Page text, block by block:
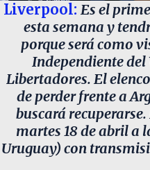
Liverpool: Es el
esta semana y
porque será como
Independiente del
Libertadores. El
de perder frente a
buscará
martes 18 de abril a
Uruguay) con